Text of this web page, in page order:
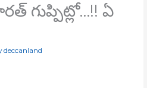
గుప్పిట్లో…!! ఏ
deccanland